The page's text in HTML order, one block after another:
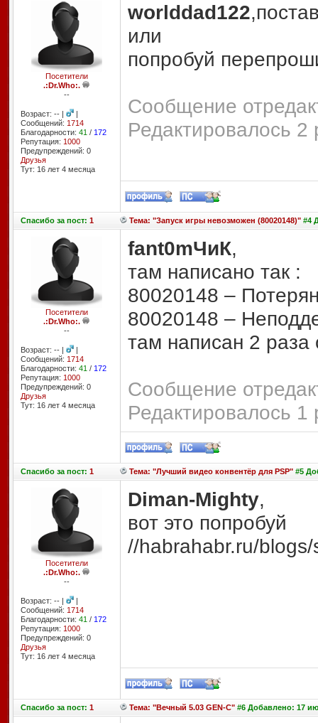
Посетители
.:Dr.Who:.
--
Возраст: -- |
|
Сообщений: 1714
Благодарности: 41 / 172
Репутация: 1000
Предупреждений: 0
Друзья
Тут: 16 лет 4 месяцa
worlddad122
или
попробуй
Сообщение
Редактировалось 2
Спасибоза пост: 1 Тема: "Запуск игры невозможен (80020148)"#4
Посетители
.:Dr.Who:.
--
Возраст: -- |
|
Сообщений: 1714
Благодарности: 41 / 172
Репутация: 1000
Предупреждений: 0
Друзья
Тут: 16 лет 4 месяцa
fant0mЧиК,
там написано так :
80020148 –
80020148 –
там написан 2 раза
Сообщение
Редактировалось 1
Спасибоза пост: 1 Тема: "Лучший видео конвентёр для PSP"#5
Посетители
.:Dr.Who:.
--
Возраст: -- |
|
Сообщений: 1714
Благодарности: 41 / 172
Репутация: 1000
Предупреждений: 0
Друзья
Тут: 16 лет 4 месяцa
Diman-Mighty,
вот это попробуй
//habrahabr.ru/
Спасибоза пост: 1 Тема: "Вечный 5.03 GEN-C"#6 Добавлено: 17